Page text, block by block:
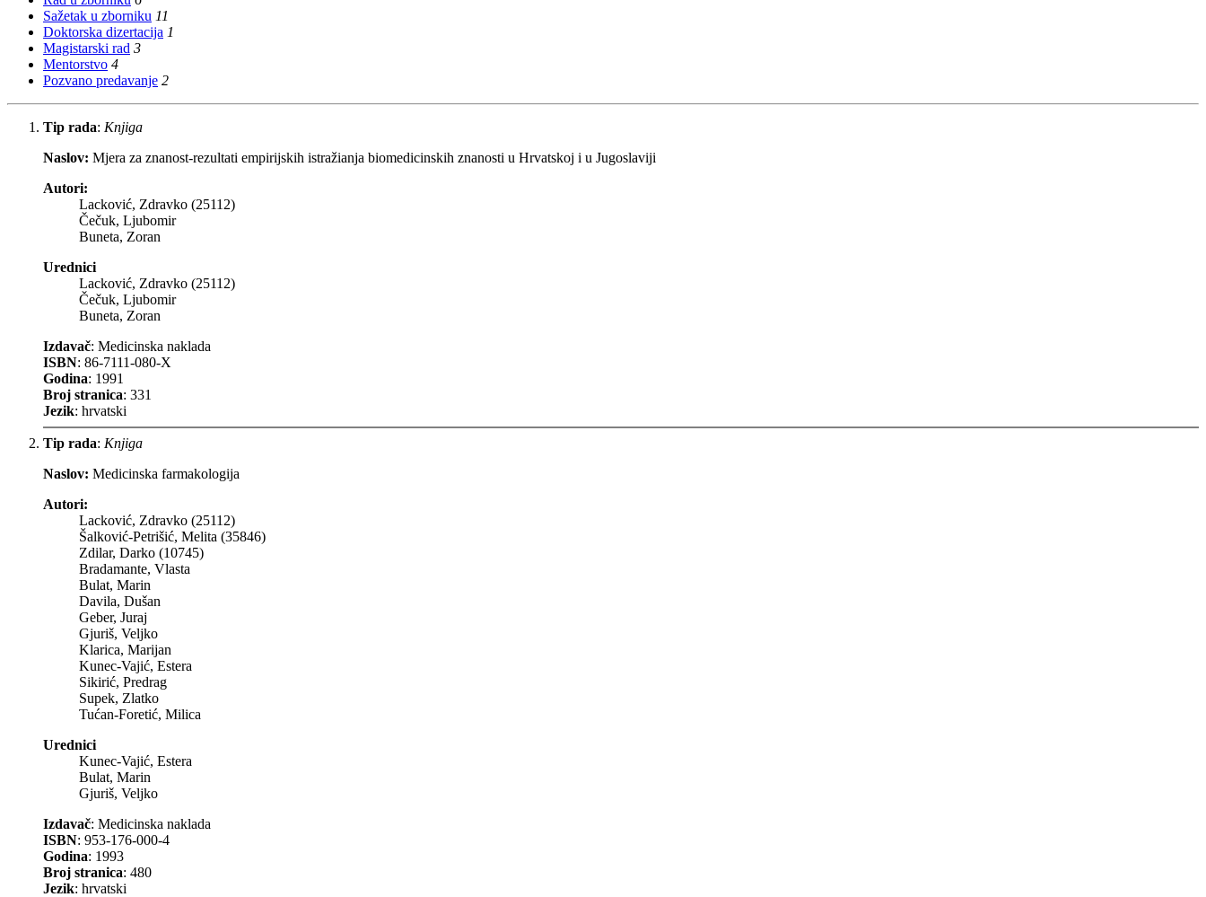
Sažetak u zborniku 11
Doktorska dizertacija 1
Magistarski rad 3
Mentorstvo 4
Pozvano predavanje 2
Tip rada: Knjiga
Naslov: Mjera za znanost-rezultati empirijskih istražianja biomedicinskih znanosti u Hrvatskoj i u Jugoslaviji
Autori:
Lacković, Zdravko (25112)
Čečuk, Ljubomir
Buneta, Zoran
Urednici
Lacković, Zdravko (25112)
Čečuk, Ljubomir
Buneta, Zoran
Izdavač: Medicinska naklada
ISBN: 86-7111-080-X
Godina: 1991
Broj stranica: 331
Jezik: hrvatski
Tip rada: Knjiga
Naslov: Medicinska farmakologija
Autori:
Lacković, Zdravko (25112)
Šalković-Petrišić, Melita (35846)
Zdilar, Darko (10745)
Bradamante, Vlasta
Bulat, Marin
Davila, Dušan
Geber, Juraj
Gjuriš, Veljko
Klarica, Marijan
Kunec-Vajić, Estera
Sikirić, Predrag
Supek, Zlatko
Tućan-Foretić, Milica
Urednici
Kunec-Vajić, Estera
Bulat, Marin
Gjuriš, Veljko
Izdavač: Medicinska naklada
ISBN: 953-176-000-4
Godina: 1993
Broj stranica: 480
Jezik: hrvatski